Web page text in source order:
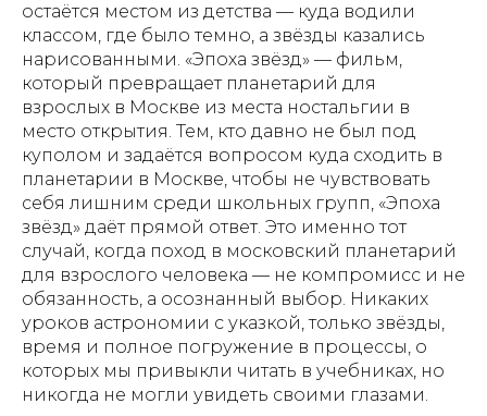
остаётся местом из детства — куда водили
классом, где было темно, а звёзды казались
нарисованными. «Эпоха звёзд» — фильм,
который превращает планетарий для
взрослых в Москве из места ностальгии в
место открытия. Тем, кто давно не был под
куполом и задаётся вопросом куда сходить в
планетарии в Москве, чтобы не чувствовать
себя лишним среди школьных групп, «Эпоха
звёзд» даёт прямой ответ. Это именно тот
случай, когда поход в московский планетарий
для взрослого человека — не компромисс и не
обязанность, а осознанный выбор. Никаких
уроков астрономии с указкой, только звёзды,
время и полное погружение в процессы, о
которых мы привыкли читать в учебниках, но
никогда не могли увидеть своими глазами.